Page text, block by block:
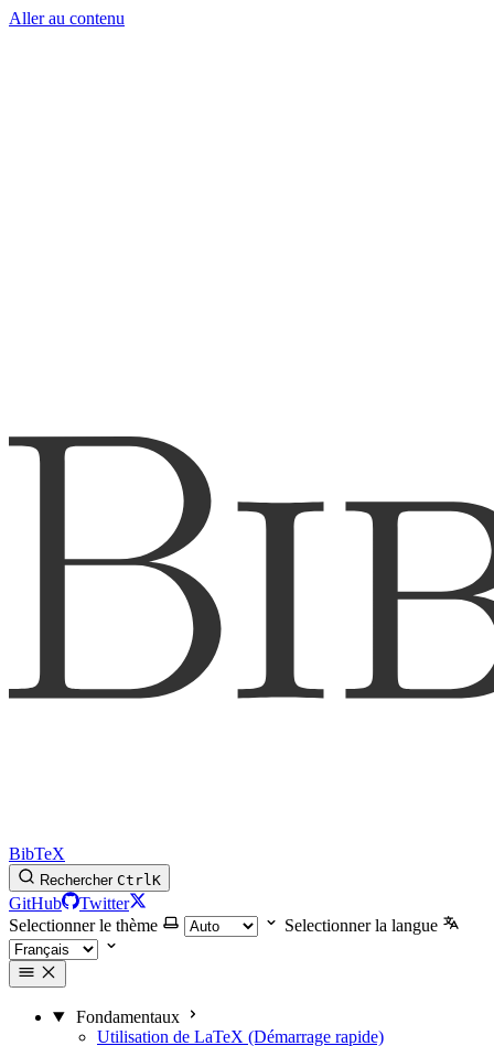
Aller au contenu
BibTeX
Rechercher CtrlK
GitHub
Twitter
Selectionner le thème
Selectionner la langue
Fondamentaux
Utilisation de LaTeX (Démarrage rapide)